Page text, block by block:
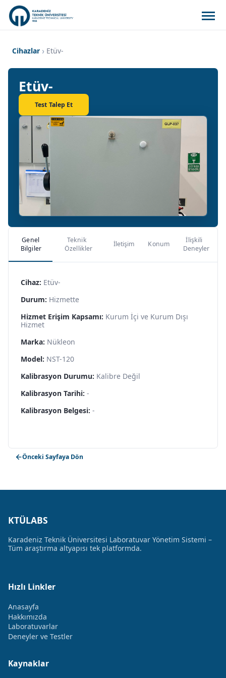
Cihazlar Etüv-
Etüv-
Test Talep Et
Genel
Bilgiler
Teknik
Özellikler
İletişim Konum
İlişkili
Deneyler
Cihaz: Etüv-
Durum: Hizmette
Hizmet Erişim Kapsamı: Kurum İçi ve Kurum Dışı
Hizmet
Marka: Nükleon
Model: NST-120
Kalibrasyon Durumu: Kalibre Değil
Kalibrasyon Tarihi: -
Kalibrasyon Belgesi: -
Önceki Sayfaya Dön
KTÜLABS
Karadeniz Teknik Üniversitesi Laboratuvar Yönetim Sistemi –
Tüm araştırma altyapısı tek platformda.
Hızlı Linkler
Anasayfa
Hakkımızda
Laboratuvarlar
Deneyler ve Testler
Kaynaklar